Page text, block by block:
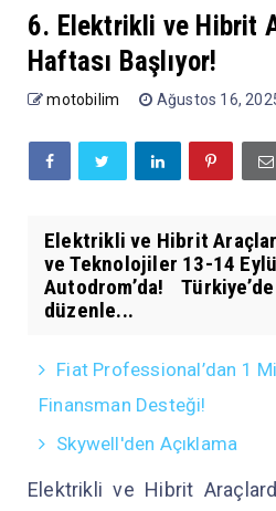
6. Elektrikli ve Hibrit
Haftası Başlıyor!
motobilim Ağustos 16,
Elektrikli ve Hibrit
ve Teknolojiler 13-14
Autodrom’da! Türkiye’de
düzenle...
Fiat Professional’dan 1
Finansman Desteği!
Skywell'den Açıklama
Elektrikli ve Hibrit